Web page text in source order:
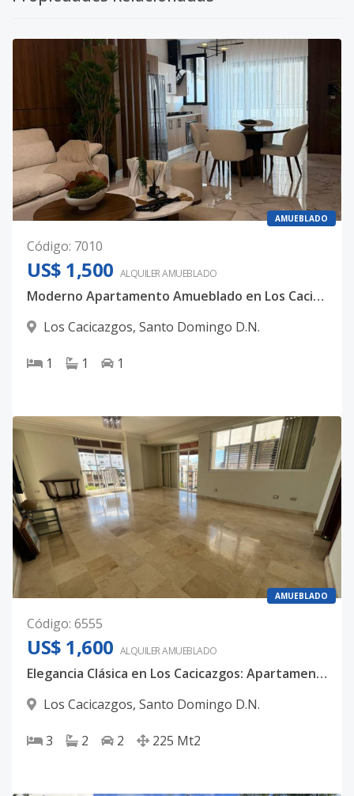
AMUEBLADO
Código: 7010
US$ 1,500 ALQUILERAMUEBLADO
Moderno Apartamento Amueblado en Los Cacicazgos | A Pasos del Mirador Sur
Los Cacicazgos, Santo Domingo D.N.
1 1 1
AMUEBLADO
Código: 6555
US$ 1,600 ALQUILERAMUEBLADO
Elegancia Clásica en Los Cacicazgos: Apartamento de 225mts con Planta Full y Mármol
Los Cacicazgos, Santo Domingo D.N.
3 2 2 225 Mt2